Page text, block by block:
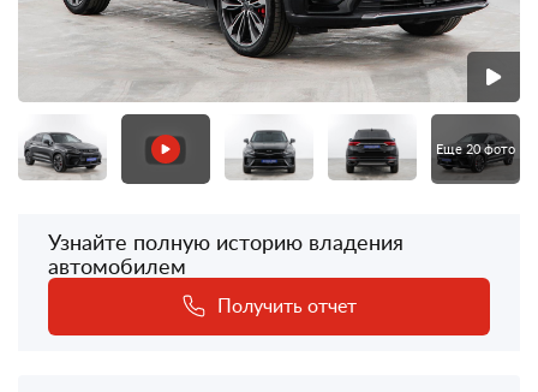
Еще 20 фото
Узнайте полную историю владения
автомобилем
Получить отчет